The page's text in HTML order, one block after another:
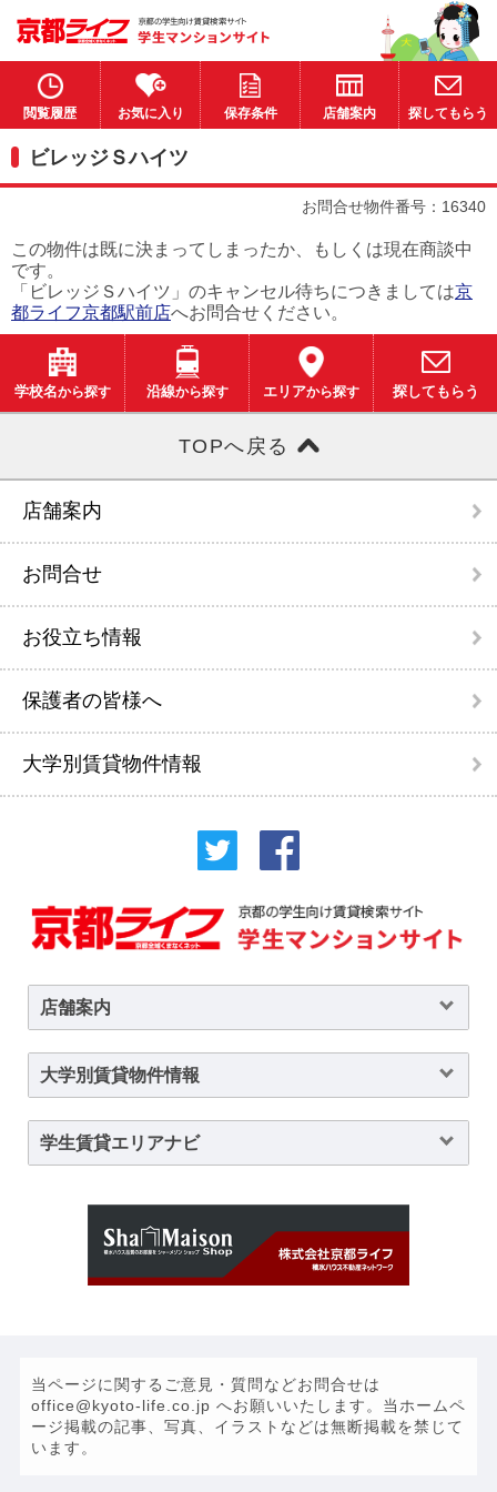
閲覧履歴 お気に入り 保存条件 店舗案内 探してもらう
ビレッジＳハイツ
お問合せ物件番号：16340
この物件は既に決まってしまったか、もしくは現在商談中
です。
「ビレッジＳハイツ」のキャンセル待ちにつきましては京
都ライフ京都駅前店へお問合せください。
学校名から探す 沿線から探す エリアから探す 探してもらう
TOPへ戻る
店舗案内
お問合せ
お役立ち情報
保護者の皆様へ
大学別賃貸物件情報
店舗案内
大学別賃貸物件情報
学生賃貸エリアナビ
当ページに関するご意見・質問などお問合せは
office@kyoto-life.co.jp へお願いいたします。当ホームペ
ージ掲載の記事、写真、イラストなどは無断掲載を禁じて
います。